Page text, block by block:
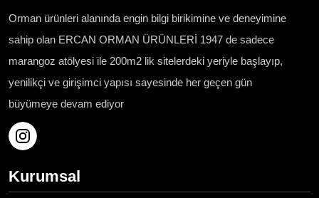
Orman ürünleri alanında engin bilgi birikimine ve deneyimine
sahip olan ERCAN ORMAN ÜRÜNLERİ 1947 de sadece
marangoz atölyesi ile 200m2 lik sitelerdeki yeriyle başlayıp,
yenilikçi ve girişimci yapısı sayesinde her geçen gün
büyümeye devam ediyor
Kurumsal